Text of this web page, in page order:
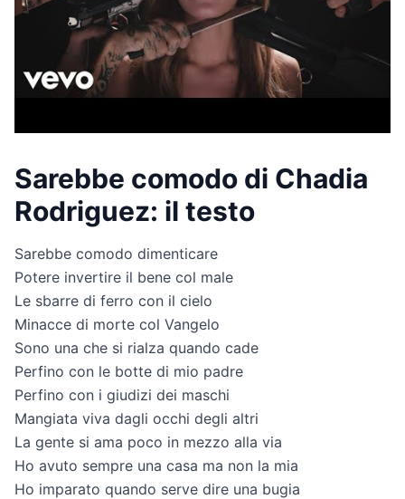
Sarebbe comodo di Chadia
Rodriguez: il testo
Sarebbe comodo dimenticare
Potere invertire il bene col male
Le sbarre di ferro con il cielo
Minacce di morte col Vangelo
Sono una che si rialza quando cade
Perfino con le botte di mio padre
Perfino con i giudizi dei maschi
Mangiata viva dagli occhi degli altri
La gente si ama poco in mezzo alla via
Ho avuto sempre una casa ma non la mia
Ho imparato quando serve dire una bugia